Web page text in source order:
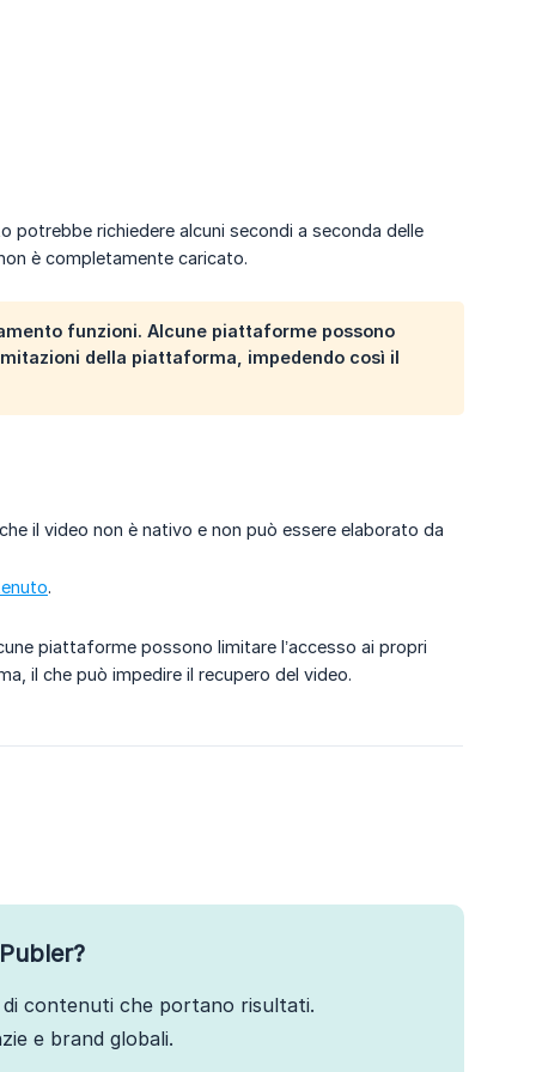
potrebbe richiedere alcuni secondi a seconda delle
è completamente caricato.
funzioni. Alcune piattaforme possono
della piattaforma, impedendo così il
il video non è nativo e non può essere elaborato da
.
piattaforme possono limitare l’accesso ai propri
il che può impedire il recupero del video.
contenuti che portano risultati.
e brand globali.